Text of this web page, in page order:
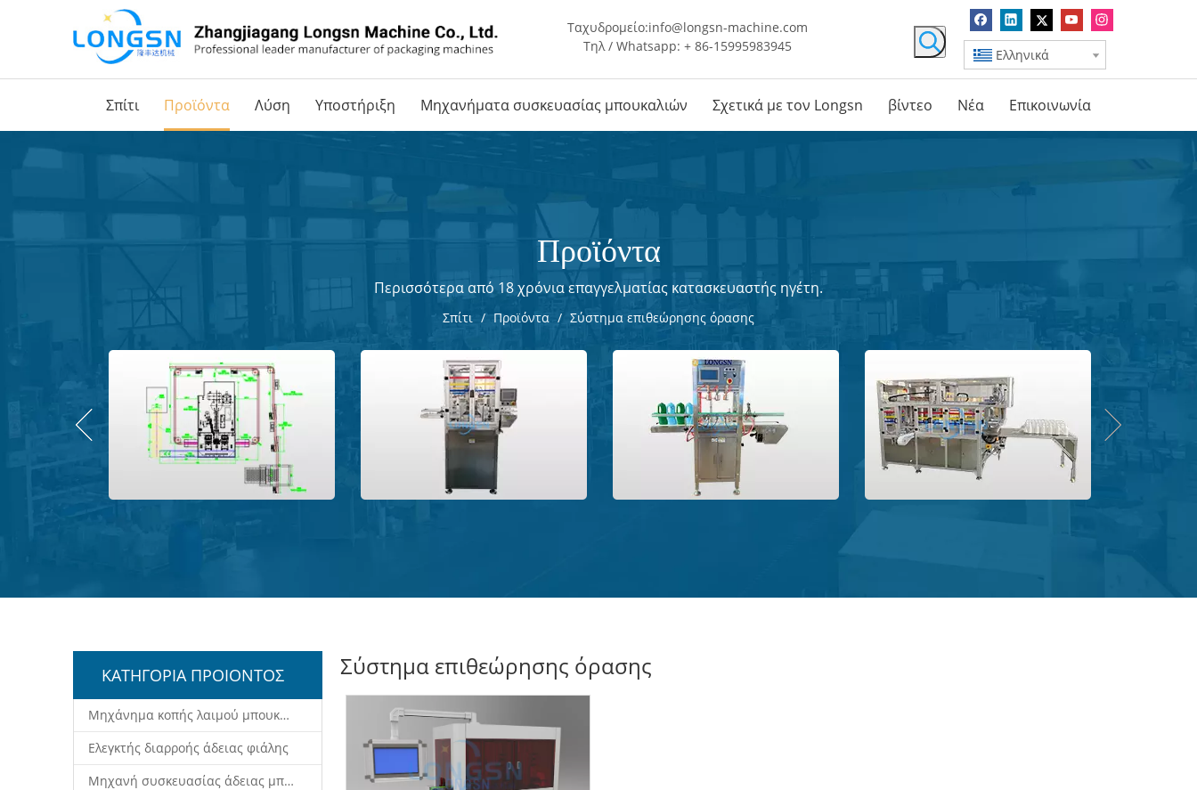
Ταχυδρομείο:info@longsn-machine.com
Τηλ / Whatsapp: + 86-15995983945
Ελληνικά
Σπίτι Προϊόντα Λύση Υποστήριξη Μηχανήματα συσκευασίας μπουκαλιών Σχετικά με τον Longsn βίντεο Νέα Επικοινωνία
Προϊόντα
Περισσότερα από 18 χρόνια επαγγελματίας κατασκευαστής ηγέτη.
Σπίτι / Προϊόντα / Σύστημα επιθεώρησης όρασης
>
ΚΑΤΗΓΟΡΙΑ ΠΡΟΙΟΝΤΟΣ
Μηχάνημα κοπής λαιμού μπουκαλιών
Ελεγκτής διαρροής άδειας φιάλης
Μηχανή συσκευασίας άδειας μπουκαλιού
Σύστημα επιθεώρησης όρασης